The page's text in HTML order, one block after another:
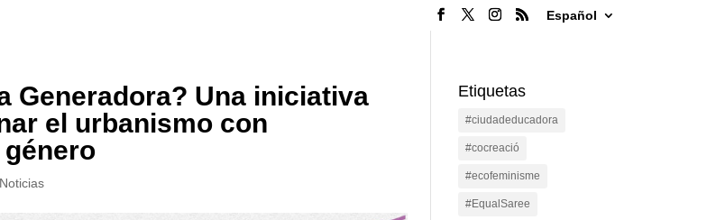
Español
Generadora? Una iniciativa
el urbanismo con
Noticias
Etiquetas
#ciudadeducadora
#cocreació
#ecofeminisme
#EqualSaree